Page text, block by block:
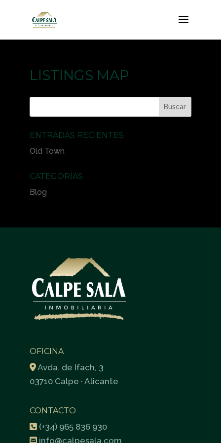
LISTINGS MAP
ENTRADAS RECIENTES
Old Town
CATEGORÍAS
Blog
OFICINA
Avda. de Ifach, 3
03710 Calpe · Alicante
CONTACTO
(+34) 965 836 930
info@calpesala.com